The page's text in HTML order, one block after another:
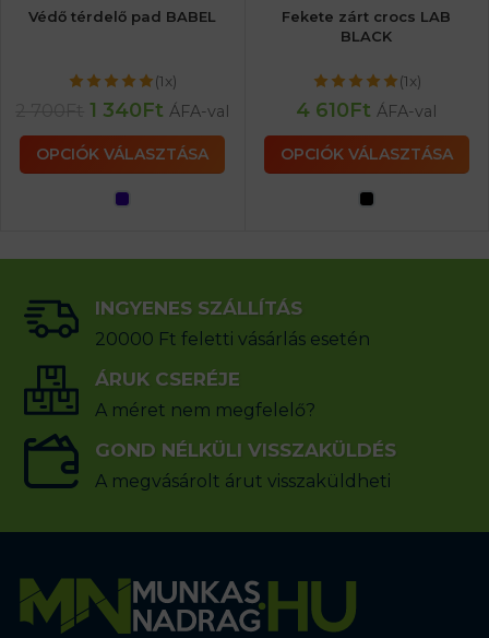
Védő térdelő pad BABEL
(1x)
1 340Ft ÁFA-val
OPCIÓK VÁLASZTÁSA
Fekete zárt crocs LAB
BLACK
(1x)
4 610Ft ÁFA-val
OPCIÓK VÁLASZTÁSA
INGYENES SZÁLLÍTÁS
20000 Ft feletti vásárlás esetén
ÁRUK CSERÉJE
A méret nem megfelelő?
GOND NÉLKÜLI VISSZAKÜLDÉS
A megvásárolt árut visszaküldheti